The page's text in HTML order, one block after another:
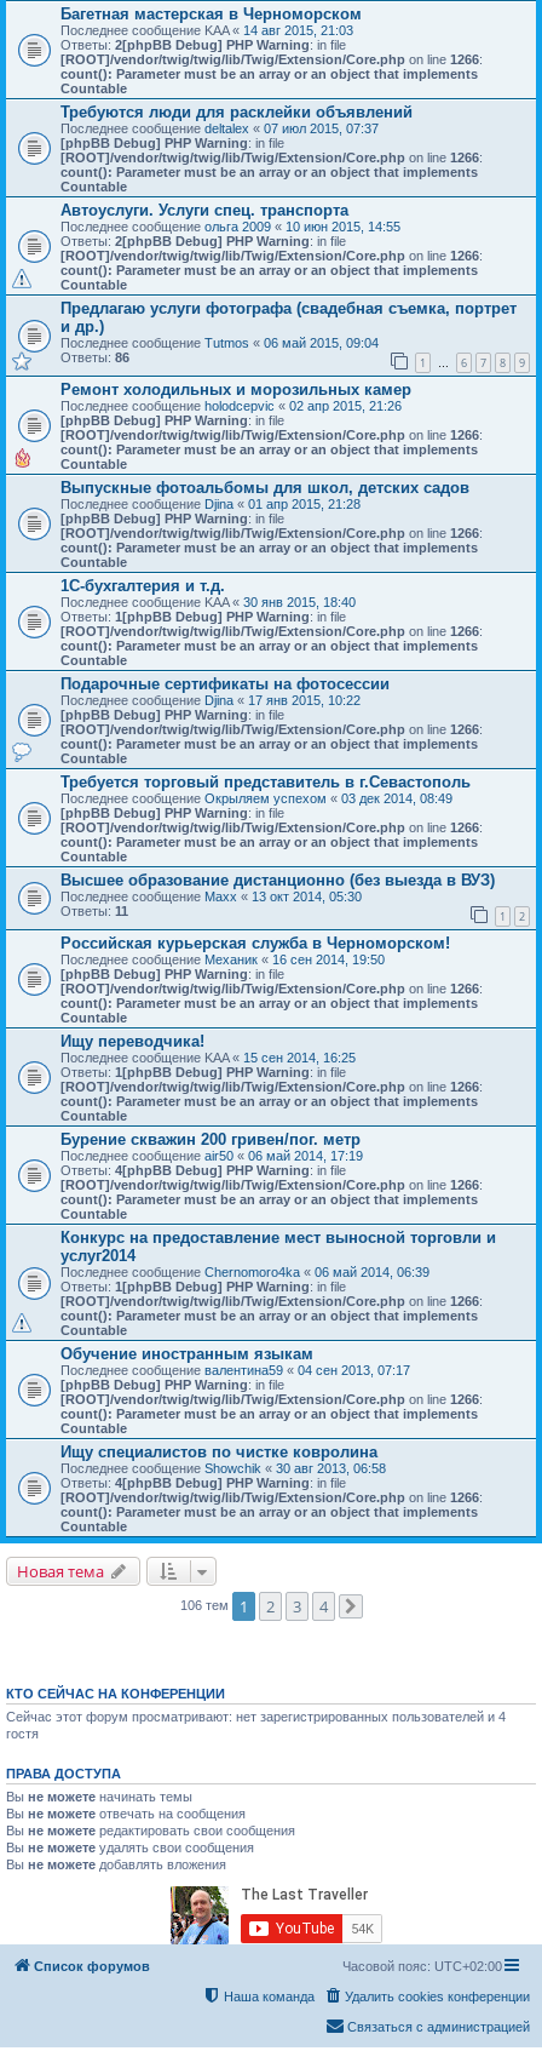
Багетная мастерская в Черноморском
Последнее сообщение KAA« 14 авг 2015, 21:03
Ответы: 2[phpBB Debug] PHP Warning: in file
[ROOT]/vendor/twig/twig/lib/Twig/Extension/Core.php on line 1266:
count(): Parameter must be an array or an object that implements
Countable
Требуются люди для расклейки объявлений
Последнее сообщение deltalex « 07 июл 2015, 07:37
[phpBB Debug] PHP Warning: in file
[ROOT]/vendor/twig/twig/lib/Twig/Extension/Core.php on line 1266:
count(): Parameter must be an array or an object that implements
Countable
Автоуслуги. Услуги спец. транспорта
Последнее сообщение ольга 2009 « 10 июн 2015, 14:55
Ответы: 2[phpBB Debug] PHP Warning: in file
[ROOT]/vendor/twig/twig/lib/Twig/Extension/Core.php on line 1266:
count(): Parameter must be an array or an object that implements
Countable
Предлагаю услуги фотографа (свадебная съемка, портрет
и др.)
Последнее сообщение Tutmos « 06 май 2015, 09:04
Ответы: 86 1 … 6 7 8 9
Ремонт холодильных и морозильных камер
Последнее сообщение holodcepvic « 02 апр 2015, 21:26
[phpBB Debug] PHP Warning: in file
[ROOT]/vendor/twig/twig/lib/Twig/Extension/Core.php on line 1266:
count(): Parameter must be an array or an object that implements
Countable
Выпускные фотоальбомы для школ, детских садов
Последнее сообщение Djina « 01 апр 2015, 21:28
[phpBB Debug] PHP Warning: in file
[ROOT]/vendor/twig/twig/lib/Twig/Extension/Core.php on line 1266:
count(): Parameter must be an array or an object that implements
Countable
1С-бухгалтерия и т.д.
Последнее сообщение KAA« 30 янв 2015, 18:40
Ответы: 1[phpBB Debug] PHP Warning: in file
[ROOT]/vendor/twig/twig/lib/Twig/Extension/Core.php on line 1266:
count(): Parameter must be an array or an object that implements
Countable
Подарочные сертификаты на фотосессии
Последнее сообщение Djina « 17 янв 2015, 10:22
[phpBB Debug] PHP Warning: in file
[ROOT]/vendor/twig/twig/lib/Twig/Extension/Core.php on line 1266:
count(): Parameter must be an array or an object that implements
Countable
Требуется торговый представитель в г.Севастополь
Последнее сообщение Окрыляем успехом « 03 дек 2014, 08:49
[phpBB Debug] PHP Warning: in file
[ROOT]/vendor/twig/twig/lib/Twig/Extension/Core.php on line 1266:
count(): Parameter must be an array or an object that implements
Countable
Высшее образование дистанционно (без выезда в ВУЗ)
Последнее сообщение Maxx « 13 окт 2014, 05:30
Ответы: 11 1 2
Российская курьерская служба в Черноморском!
Последнее сообщение Механик « 16 сен 2014, 19:50
[phpBB Debug] PHP Warning: in file
[ROOT]/vendor/twig/twig/lib/Twig/Extension/Core.php on line 1266:
count(): Parameter must be an array or an object that implements
Countable
Ищу переводчика!
Последнее сообщение KAA« 15 сен 2014, 16:25
Ответы: 1 [phpBB Debug] PHP Warning: in file
[ROOT]/vendor/twig/twig/lib/Twig/Extension/Core.php on line 1266:
count(): Parameter must be an array or an object that implements
Countable
Бурение скважин 200 гривен/пог. метр
Последнее сообщение air50 « 06 май 2014, 17:19
Ответы: 4[phpBB Debug] PHP Warning: in file
[ROOT]/vendor/twig/twig/lib/Twig/Extension/Core.php on line 1266:
count(): Parameter must be an array or an object that implements
Countable
Конкурс на предоставление мест выносной торговли и
услуг2014
Последнее сообщение Chernomoro4ka « 06 май 2014, 06:39
Ответы: 1 [phpBB Debug] PHP Warning: in file
[ROOT]/vendor/twig/twig/lib/Twig/Extension/Core.php on line 1266:
count(): Parameter must be an array or an object that implements
Countable
Обучение иностранным языкам
Последнее сообщение валентина59 « 04 сен 2013, 07:17
[phpBB Debug] PHP Warning: in file
[ROOT]/vendor/twig/twig/lib/Twig/Extension/Core.php on line 1266:
count(): Parameter must be an array or an object that implements
Countable
Ищу специалистов по чистке ковролина
Последнее сообщение Showchik « 30 авг 2013, 06:58
Ответы: 4[phpBB Debug] PHP Warning: in file
[ROOT]/vendor/twig/twig/lib/Twig/Extension/Core.php on line 1266:
count(): Parameter must be an array or an object that implements
Countable
Новая тема
106 тем 1 2 3 4
КТО СЕЙЧАС НА КОНФЕРЕНЦИИ
Сейчас этот форум просматривают: нет зарегистрированных пользователей и 4
гостя
ПРАВА ДОСТУПА
Вы не можете начинать темы
Вы не можете отвечать на сообщения
Вы не можете редактировать свои сообщения
Вы не можете удалять свои сообщения
Вы не можете добавлять вложения
Список форумов Часовой пояс: UTC+02:00
Удалить cookies конференции
Наша команда
Связаться с администрацией